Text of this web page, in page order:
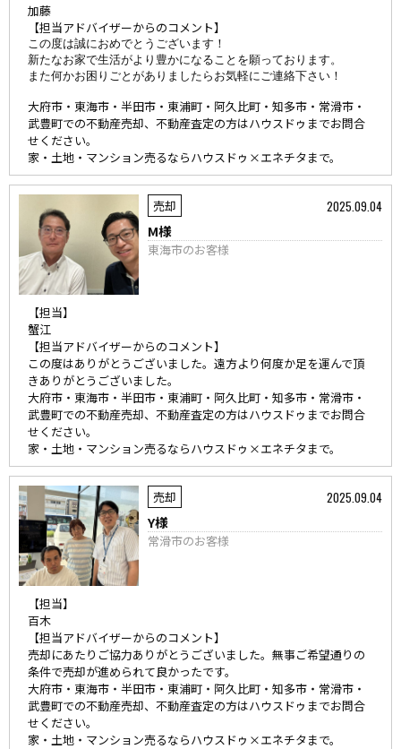
加藤
【担当アドバイザーからのコメント】
この度は誠におめでとうございます！
新たなお家で生活がより豊かになることを願っております。
また何かお困りごとがありましたらお気軽にご連絡下さい！
大府市・東海市・半田市・東浦町・阿久比町・知多市・常滑市・
武豊町での不動産売却、不動産査定の方はハウスドゥまでお問合
せください。
家・土地・マンション売るならハウスドゥ×エネチタまで。
売却 2025.09.04
M様
東海市のお客様
【担当】
蟹江
【担当アドバイザーからのコメント】
この度はありがとうございました。遠方より何度か足を運んで頂
きありがとうございました。
大府市・東海市・半田市・東浦町・阿久比町・知多市・常滑市・
武豊町での不動産売却、不動産査定の方はハウスドゥまでお問合
せください。
家・土地・マンション売るならハウスドゥ×エネチタまで。
売却 2025.09.04
Y様
常滑市のお客様
【担当】
百木
【担当アドバイザーからのコメント】
売却にあたりご協力ありがとうございました。無事ご希望通りの
条件で売却が進められて良かったです。
大府市・東海市・半田市・東浦町・阿久比町・知多市・常滑市・
武豊町での不動産売却、不動産査定の方はハウスドゥまでお問合
せください。
家・土地・マンション売るならハウスドゥ×エネチタまで。